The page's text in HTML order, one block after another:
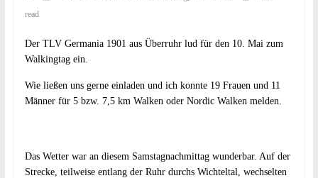
read
Der TLV Germania 1901 aus Überruhr lud für den 10. Mai zum
Walkingtag ein.
Wie ließen uns gerne einladen und ich konnte 19 Frauen und 11
Männer für 5 bzw. 7,5 km Walken oder Nordic Walken melden.
Das Wetter war an diesem Samstagnachmittag wunderbar. Auf der
Strecke, teilweise entlang der Ruhr durchs Wichteltal, wechselten